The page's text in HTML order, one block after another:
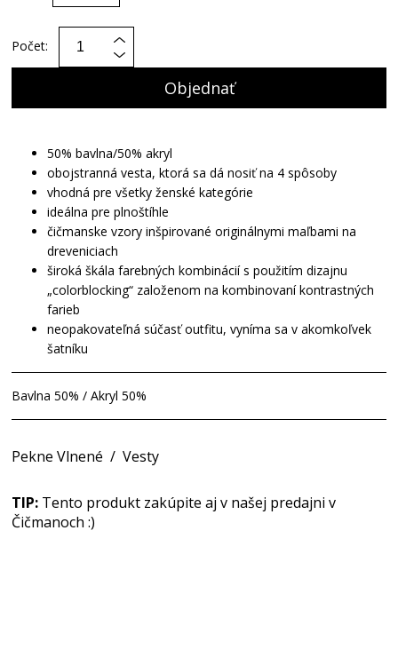
Počet:
Objednať
50% bavlna/50% akryl
obojstranná vesta, ktorá sa dá nosiť na 4 spôsoby
vhodná pre všetky ženské kategórie
ideálna pre plnoštíhle
čičmanske vzory inšpirované originálnymi maľbami na
dreveniciach
široká škála farebných kombinácií s použitím dizajnu
„colorblocking“ založenom na kombinovaní kontrastných
farieb
neopakovateľná súčasť outfitu, vyníma sa v akomkoľvek
šatníku
Bavlna 50% / Akryl 50%
Pekne Vlnené /Vesty
TIP: Tento produkt zakúpite aj v našej predajni v
Čičmanoch :)